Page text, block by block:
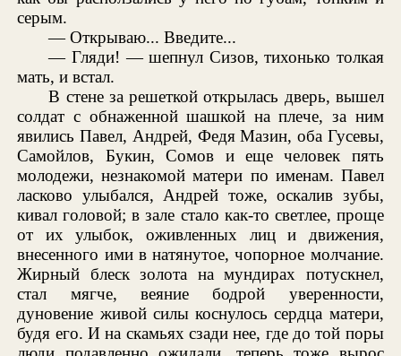
серым.
— Открываю... Введите...
— Гляди! — шепнул Сизов, тихонько толкая
мать, и встал.
В стене за решеткой открылась дверь, вышел
солдат с обнаженной шашкой на плече, за ним
явились Павел, Андрей, Федя Мазин, оба Гусевы,
Самойлов, Букин, Сомов и еще человек пять
молодежи, незнакомой матери по именам. Павел
ласково улыбался, Андрей тоже, оскалив зубы,
кивал головой; в зале стало как-то светлее, проще
от их улыбок, оживленных лиц и движения,
внесенного ими в натянутое, чопорное молчание.
Жирный блеск золота на мундирах потускнел,
стал мягче, веяние бодрой уверенности,
дуновение живой силы коснулось сердца матери,
будя его. И на скамьях сзади нее, где до той поры